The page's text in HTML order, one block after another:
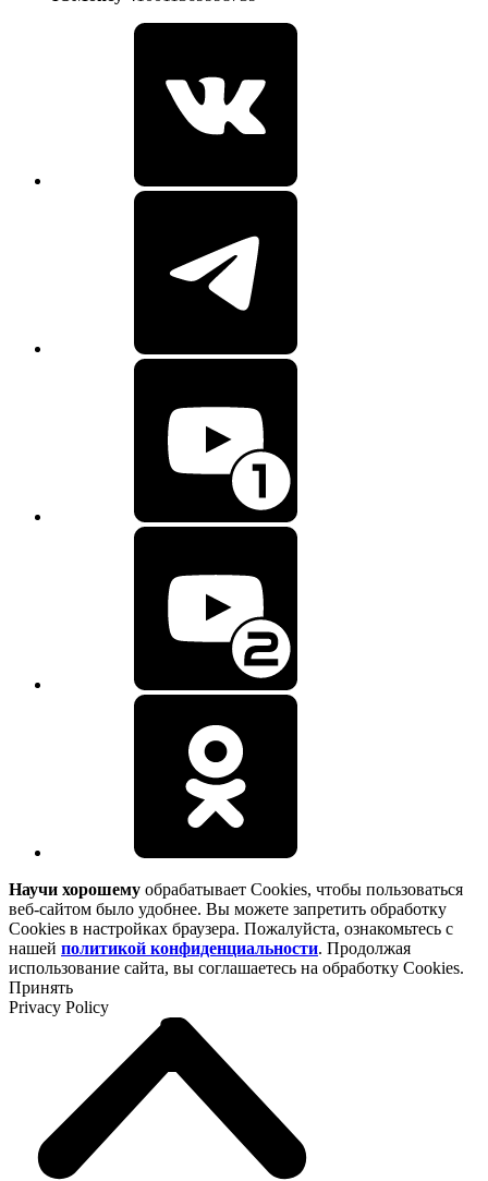
Научи хорошему обрабатывает Cookies, чтобы пользоваться
веб-сайтом было удобнее. Вы можете запретить обработку
Cookies в настройках браузера. Пожалуйста, ознакомьтесь с
нашей политикой конфиденциальности. Продолжая
использование сайта, вы соглашаетесь на обработку Cookies.
Принять
Privacy Policy